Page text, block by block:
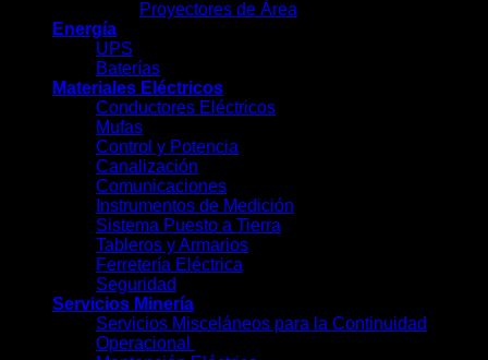
Proyectores de Área
Energía
UPS
Baterías
Materiales Eléctricos
Conductores Eléctricos
Mufas
Control y Potencia
Canalización
Comunicaciones
Instrumentos de Medición
Sistema Puesto a Tierra
Tableros y Armarios
Ferretería Eléctrica
Seguridad
Servicios Minería
Servicios Misceláneos para la Continuidad
Operacional